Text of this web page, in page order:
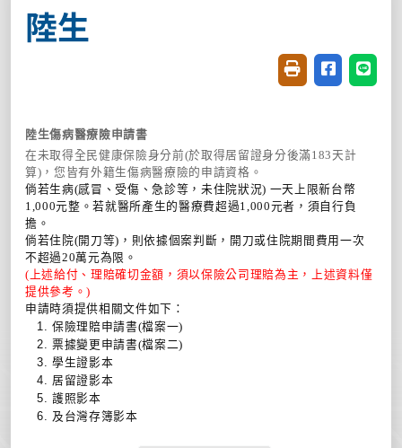
陸生
友善列印(開新視
分享至臉書
分享
陸生傷病醫療險申請書
在未取得全民健康保險身分前(於取得居留證身分後滿183天計
算)，您皆有外籍生傷病醫療險的申請資格。
倘若生病(感冒、受傷、急診等，未住院狀況) 一天上限新台幣
1,000元整。若就醫所產生的醫療費超過1,000元者，須自行負
擔。
倘若住院(開刀等)，則依據個案判斷，開刀或住院期間費用一次
不超過20萬元為限。
(上述給付、理賠確切金額，須以保險公司理賠為主，上述資料僅
提供參考。)
申請時須提供相關文件如下：
保險理賠申請書(檔案一)
票據變更申請書(檔案二)
學生證影本
居留證影本
護照影本
及台灣存簿影本